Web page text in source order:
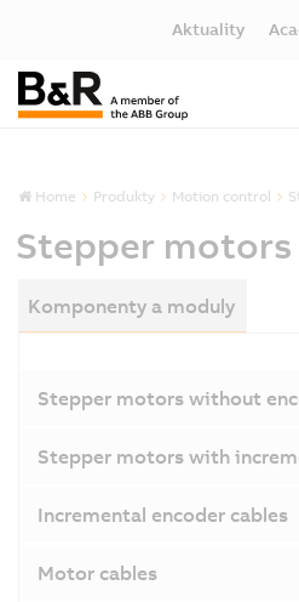
Aktuality
Home Produkty Motion control
Stepper motors
Komponenty a moduly
Stepper motors without
Stepper motors with
Incremental encoder cables
Motor cables